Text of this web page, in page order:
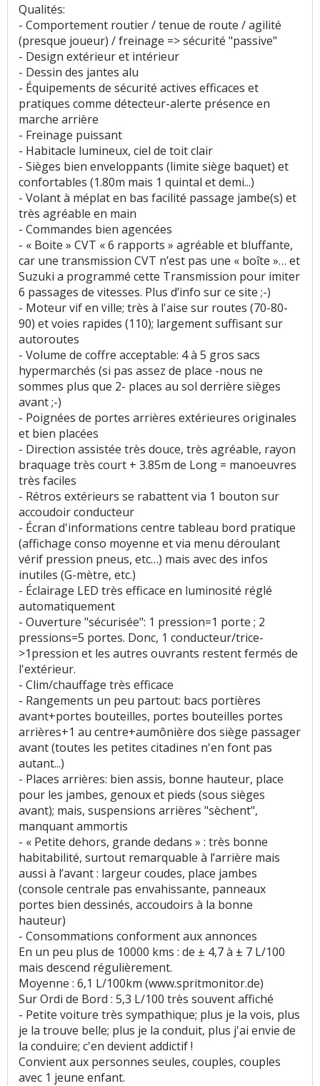
Qualités:
- Comportement routier / tenue de route / agilité
(presque joueur) / freinage => sécurité "passive"
- Design extérieur et intérieur
- Dessin des jantes alu
- Équipements de sécurité actives efficaces et
pratiques comme détecteur-alerte présence en
marche arrière
- Freinage puissant
- Habitacle lumineux, ciel de toit clair
- Sièges bien enveloppants (limite siège baquet) et
confortables (1.80m mais 1 quintal et demi...)
- Volant à méplat en bas facilité passage jambe(s) et
très agréable en main
- Commandes bien agencées
- « Boite » CVT « 6 rapports » agréable et bluffante,
car une transmission CVT n’est pas une « boîte »… et
Suzuki a programmé cette Transmission pour imiter
6 passages de vitesses. Plus d’info sur ce site ;-)
- Moteur vif en ville; très à l'aise sur routes (70-80-
90) et voies rapides (110); largement suffisant sur
autoroutes
- Volume de coffre acceptable: 4 à 5 gros sacs
hypermarchés (si pas assez de place -nous ne
sommes plus que 2- places au sol derrière sièges
avant ;-)
- Poignées de portes arrières extérieures originales
et bien placées
- Direction assistée très douce, très agréable, rayon
braquage très court + 3.85m de Long = manoeuvres
très faciles
- Rétros extérieurs se rabattent via 1 bouton sur
accoudoir conducteur
- Écran d'informations centre tableau bord pratique
(affichage conso moyenne et via menu déroulant
vérif pression pneus, etc…) mais avec des infos
inutiles (G-mètre, etc.)
- Éclairage LED très efficace en luminosité réglé
automatiquement
- Ouverture "sécurisée": 1 pression=1 porte ; 2
pressions=5 portes. Donc, 1 conducteur/trice-
>1pression et les autres ouvrants restent fermés de
l'extérieur.
- Clim/chauffage très efficace
- Rangements un peu partout: bacs portières
avant+portes bouteilles, portes bouteilles portes
arrières+1 au centre+aumônière dos siège passager
avant (toutes les petites citadines n'en font pas
autant...)
- Places arrières: bien assis, bonne hauteur, place
pour les jambes, genoux et pieds (sous sièges
avant); mais, suspensions arrières "sèchent",
manquant ammortis
- « Petite dehors, grande dedans » : très bonne
habitabilité, surtout remarquable à l’arrière mais
aussi à l’avant : largeur coudes, place jambes
(console centrale pas envahissante, panneaux
portes bien dessinés, accoudoirs à la bonne
hauteur)
- Consommations conforment aux annonces
En un peu plus de 10000 kms : de ± 4,7 à ± 7 L/100
mais descend régulièrement.
Moyenne : 6,1 L/100km (www.spritmonitor.de)
Sur Ordi de Bord : 5,3 L/100 très souvent affiché
- Petite voiture très sympathique; plus je la vois, plus
je la trouve belle; plus je la conduit, plus j'ai envie de
la conduire; c'en devient addictif !
Convient aux personnes seules, couples, couples
avec 1 jeune enfant.